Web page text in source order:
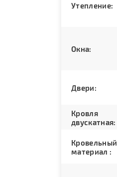
Утепление:
Окна:
Двери:
Кровля
двускатная:
Кровельный
материал :